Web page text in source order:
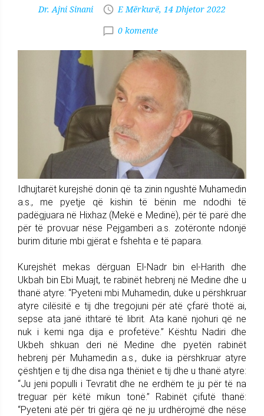
Dr. Ajni Sinani
E Mërkurë, 14 Dhjetor 2022
0 komente
Idhujtarët kurejshë donin që ta zinin ngushtë Muhamedin
a.s., me pyetje që kishin të bënin me ndodhi të
padëgjuara në Hixhaz (Mekë e Medinë), për të parë dhe
për të provuar nëse Pejgamberi a.s. zotëronte ndonjë
burim diturie mbi gjërat e fshehta e të papara.
Kurejshët mekas dërguan El-Nadr bin el-Harith dhe
Ukbah bin Ebi Muajt, te rabinët hebrenj në Medine dhe u
thanë atyre: “Pyeteni mbi Muhamedin, duke u përshkruar
atyre cilësitë e tij dhe tregojuni për atë çfarë thotë ai,
sepse ata janë ithtarë të librit. Ata kanë njohuri që ne
nuk i kemi nga dija e profetëve.” Kështu Nadiri dhe
Ukbeh shkuan deri në Medine dhe pyetën rabinët
hebrenj për Muhamedin a.s., duke ia përshkruar atyre
çështjen e tij dhe disa nga thëniet e tij dhe u thanë atyre:
“Ju jeni populli i Tevratit dhe ne erdhëm te ju për të na
treguar për këtë mikun tonë.” Rabinët çifutë thanë:
“Pyeteni atë për tri gjëra që ne ju urdhërojmë dhe nëse